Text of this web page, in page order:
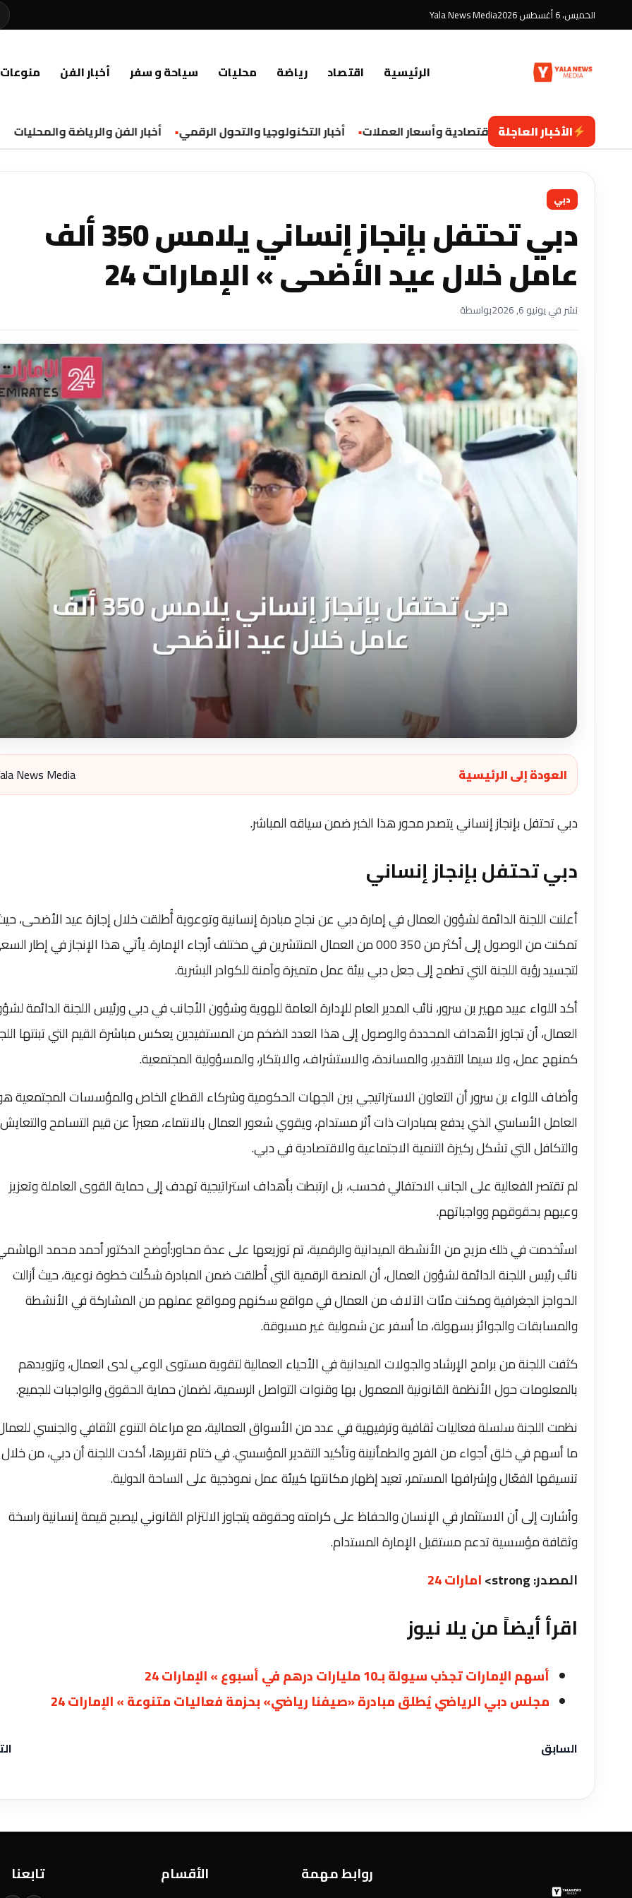
الخميس، 6 أغسطس 2026 Yala News Media
الرئيسية اقتصاد رياضة محليات سياحة و سفر أخبار الفن منوعات
الأخبار العاجلة
تحديثات اقتصادية وأسعار العملات أخبار التكنولوجيا والتحول الرقمي أخبار الفن والرياضة والمحليات
دبي
دبي تحتفل بإنجاز إنساني يلامس 350 ألف
عامل خلال عيد الأضحى » الإمارات 24
نشر في يونيو 6, 2026 بواسطة
العودة إلى الرئيسية News Media
دبي تحتفل بإنجاز إنساني يتصدر محور هذا الخبر ضمن سياقه المباشر.
دبي تحتفل بإنجاز إنساني
أعلنت اللجنة الدائمة لشؤون العمال في إمارة دبي عن نجاح مبادرة إنسانية وتوعوية أُطلقت خلال إجازة عيد الأضحى،
تمكنت من الوصول إلى أكثر من 350 000 من العمال المنتشرين في مختلف أرجاء الإمارة. يأتي هذا الإنجاز في إطار
لتجسيد رؤية اللجنة التي تطمح إلى جعل دبي بيئة عمل متميزة وآمنة للكوادر البشرية.
أكد اللواء عبيد مهير بن سرور، نائب المدير العام للإدارة العامة للهوية وشؤون الأجانب في دبي ورئيس اللجنة الدائمة
العمال، أن تجاوز الأهداف المحددة والوصول إلى هذا العدد الضخم من المستفيدين يعكس مباشرة القيم التي تبنتها
كمنهج عمل، ولا سيما التقدير، والمساندة، والاستشراف، والابتكار، والمسؤولية المجتمعية.
وأضاف اللواء بن سرور أن التعاون الاستراتيجي بين الجهات الحكومية وشركاء القطاع الخاص والمؤسسات المجتمعية
العامل الأساسي الذي يدفع بمبادرات ذات أثر مستدام، ويقوي شعور العمال بالانتماء، معبراً عن قيم التسامح والتعايش
والتكافل التي تشكل ركيزة التنمية الاجتماعية والاقتصادية في دبي.
لم تقتصر الفعالية على الجانب الاحتفالي فحسب، بل ارتبطت بأهداف استراتيجية تهدف إلى حماية القوى العاملة وتعزيز
وعيهم بحقوقهم وواجباتهم.
استُخدمت في ذلك مزيج من الأنشطة الميدانية والرقمية، تم توزيعها على عدة محاور:أوضح الدكتور أحمد محمد
نائب رئيس اللجنة الدائمة لشؤون العمال، أن المنصة الرقمية التي أُطلقت ضمن المبادرة شكّلت خطوة نوعية، حيث أزالت
الحواجز الجغرافية ومكنت مئات الآلاف من العمال في مواقع سكنهم ومواقع عملهم من المشاركة في الأنشطة
والمسابقات والجوائز بسهولة، ما أسفر عن شمولية غير مسبوقة.
كثفت اللجنة من برامج الإرشاد والجولات الميدانية في الأحياء العمالية لتقوية مستوى الوعي لدى العمال، وتزويدهم
بالمعلومات حول الأنظمة القانونية المعمول بها وقنوات التواصل الرسمية، لضمان حماية الحقوق والواجبات للجميع.
نظمت اللجنة سلسلة فعاليات ثقافية وترفيهية في عدد من الأسواق العمالية، مع مراعاة التنوع الثقافي والجنسي
ما أسهم في خلق أجواء من الفرح والطمأنينة وتأكيد التقدير المؤسسي. في ختام تقريرها، أكدت اللجنة أن دبي، من خلال
تنسيقها الفعّال وإشرافها المستمر، تعيد إظهار مكانتها كبيئة عمل نموذجية على الساحة الدولية.
وأشارت إلى أن الاستثمار في الإنسان والحفاظ على كرامته وحقوقه يتجاوز الالتزام القانوني ليصبح قيمة إنسانية راسخة
وثقافة مؤسسية تدعم مستقبل الإمارة المستدام.
المصدر: strong>
امارات 24
اقرأ أيضاً من يلا نيوز
أسهم الإمارات تجذب سيولة بـ10 مليارات درهم في أسبوع » الإمارات 24
مجلس دبي الرياضي يُطلق مبادرة «صيفنا رياضي» بحزمة فعاليات متنوعة » الإمارات 24
السابق
روابط مهمة الأقسام تابعنا